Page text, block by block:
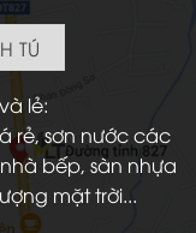
TÚ
lẻ:
rẻ, sơn nước các
bếp, sàn nhựa
mặt trời...